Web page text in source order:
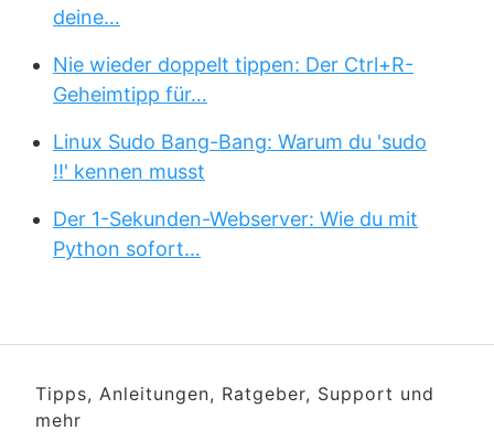
deine…
Nie wieder doppelt tippen: Der Ctrl+R-
Geheimtipp für…
Linux Sudo Bang-Bang: Warum du 'sudo
!!' kennen musst
Der 1-Sekunden-Webserver: Wie du mit
Python sofort…
Tipps, Anleitungen, Ratgeber, Support und
mehr